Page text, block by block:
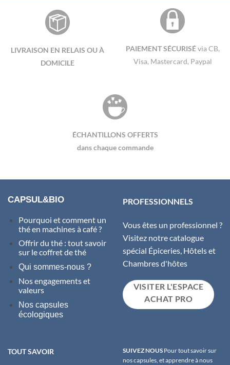
variations.
Les
options
peuvent
variations.
Les
peuvent
LIVRAISON EN RELAIS OU À
DOMICILE
PAIEMENT SÉCURISÉvia CB,
Visa, Mastercard, Paypal
ÉCHANTILLONS OFFERTS
dans chaque commande
CAPSUL&BIO
Pourquoi et comment un
thé en machines à café ?
Offrir du thé : tout savoir
sur le coffret de thé
Qui sommes-nous ?
Nos engagements et
valeurs
Nos capsules
écologiques
PROFESSIONNELS
Vous êtes un professionnel ?
Visitez notre catalogue
spécial Épiceries, Hôtels et
Chambres d'hôtes
VISITER L'ESPACE
ACHAT PRO
TOUT SAVOIR SUIVEZ NOUS Pour tout savoir sur
nos capsules, et apprendre à nous